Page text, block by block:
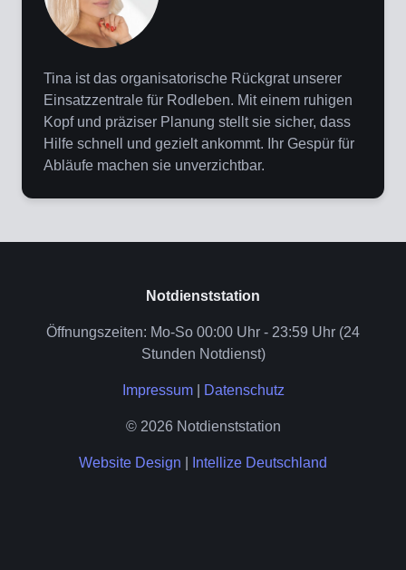
Tina ist das organisatorische Rückgrat unserer
Einsatzzentrale für Rodleben. Mit einem ruhigen
Kopf und präziser Planung stellt sie sicher, dass
Hilfe schnell und gezielt ankommt. Ihr Gespür für
Abläufe machen sie unverzichtbar.
Notdienststation
Öffnungszeiten: Mo-So 00:00 Uhr - 23:59 Uhr (24
Stunden Notdienst)
Impressum| Datenschutz
© 2026 Notdienststation
Website Design Intellize Deutschland